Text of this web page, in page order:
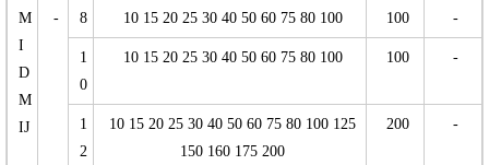
M
I
D
M
IJ
- 8 10 15 20 25 30 40 50 60 75 80 100 100 -
1
0
10 15 20 25 30 40 50 60 75 80 100 100 -
1
2
10 15 20 25 30 40 50 60 75 80 100 125
150 160 175 200
200 -